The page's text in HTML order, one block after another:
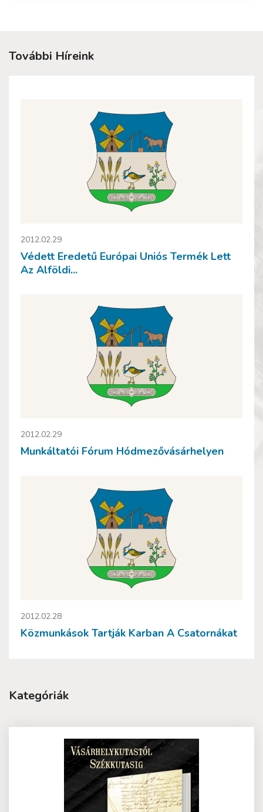
További Híreink
2012.02.29
Védett Eredetű Európai Uniós Termék Lett
Az Alföldi...
2012.02.29
Munkáltatói Fórum Hódmezővásárhelyen
2012.02.28
Közmunkások Tartják Karban A Csatornákat
Kategóriák